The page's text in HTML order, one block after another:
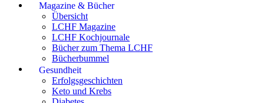
Magazine & Bücher
Übersicht
LCHF Magazine
LCHF Kochjournale
Bücher zum Thema LCHF
Bücherbummel
Gesundheit
Erfolgsgeschichten
Keto und Krebs